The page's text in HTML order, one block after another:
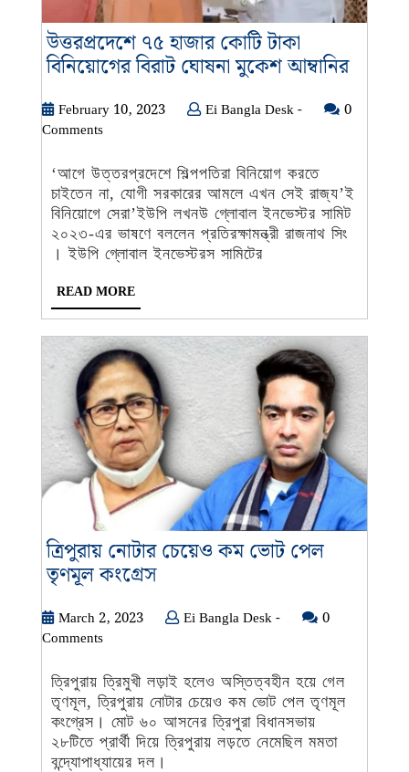
উত্তরপ্রদেশে ৭৫ হাজার কোটি টাকা
বিনিয়োগের বিরাট ঘোষনা মুকেশ আম্বানির
হাজার
বিরাট
February 10, 2023FebruaryEi Bangla Desk -Ei
-
0
Comments
‘আগে উত্তরপ্রদেশে শিল্পপতিরা বিনিয়োগ করতে
চাইতেন না, যোগী সরকারের আমলে এখন সেই রাজ্য’ই
বিনিয়োগে সেরা’ইউপি লখনউ গ্লোবাল ইনভেস্টর সামিট
২০২৩-এর ভাষণে বললেন প্রতিরক্ষামন্ত্রী রাজনাথ সিং
। ইউপি গ্লোবাল ইনভেস্টরস সামিটের
READ MOREREAD
MORE
ত্রিপুরায় নোটার চেয়েও কম ভোট পেল
তৃণমূল কংগ্রেসত্রিপুরায়
চেয়েও
ভোট
পেল
তৃণমূল
কংগ্রেস
March 2, 2023March Ei Bangla Desk -Ei
-
0
Comments
ত্রিপুরায় ত্রিমুখী লড়াই হলেও অস্তিত্বহীন হয়ে গেল
তৃণমূল, ত্রিপুরায় নোটার চেয়েও কম ভোট পেল তৃণমূল
কংগ্রেস। মোট ৬০ আসনের ত্রিপুরা বিধানসভায়
২৮টিতে প্রার্থী দিয়ে ত্রিপুরায় লড়তে নেমেছিল মমতা
বন্দ্যোপাধ্যায়ের দল।